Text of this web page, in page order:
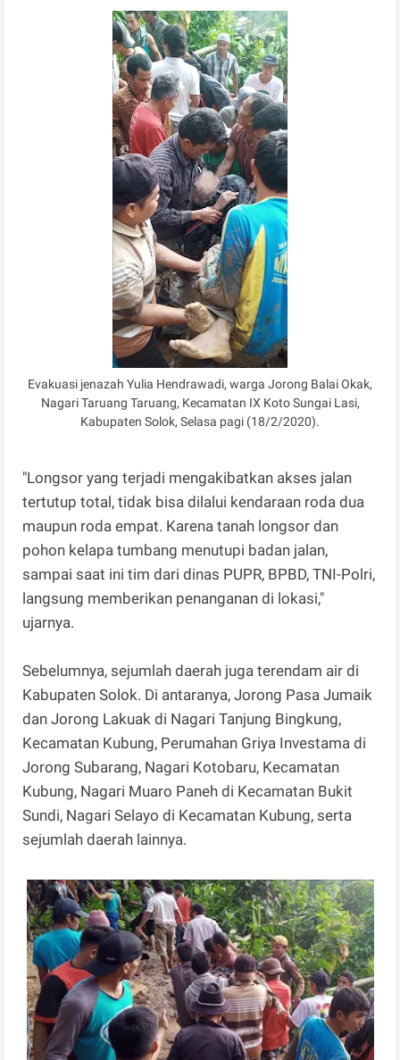
Evakuasi jenazah Yulia Hendrawadi, warga Jorong Balai Okak,
Nagari Taruang Taruang, Kecamatan IX Koto Sungai Lasi,
Kabupaten Solok, Selasa pagi (18/2/2020).
"Longsor yang terjadi mengakibatkan akses jalan
tertutup total, tidak bisa dilalui kendaraan roda dua
maupun roda empat. Karena tanah longsor dan
pohon kelapa tumbang menutupi badan jalan,
sampai saat ini tim dari dinas PUPR, BPBD, TNI-Polri,
langsung memberikan penanganan di lokasi,"
ujarnya.
Sebelumnya, sejumlah daerah juga terendam air di
Kabupaten Solok. Di antaranya, Jorong Pasa Jumaik
dan Jorong Lakuak di Nagari Tanjung Bingkung,
Kecamatan Kubung, Perumahan Griya Investama di
Jorong Subarang, Nagari Kotobaru, Kecamatan
Kubung, Nagari Muaro Paneh di Kecamatan Bukit
Sundi, Nagari Selayo di Kecamatan Kubung, serta
sejumlah daerah lainnya.